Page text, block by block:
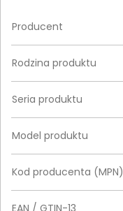
Producent
Rodzina produktu
Seria produktu
Model produktu
Kod producenta (MPN)